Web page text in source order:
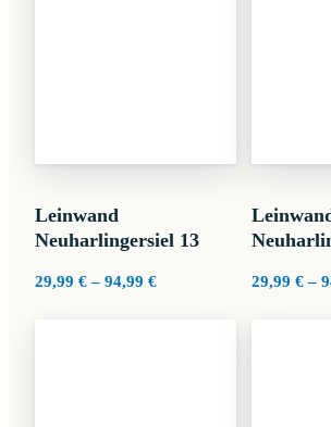
Leinwand
Neuharlingersiel 13
29,99 € – 94,99 €Preisspanne:
29,99 € –